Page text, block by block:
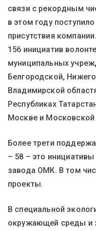
связи с рекордным
в этом году
присутствия
156 инициатив
муниципальных
Белгородской,
Владимирской
Республиках
Москве и Московской
Более трети
– 58 – это
завода ОМК. В том
проекты.
В специальной
окружающей среды и